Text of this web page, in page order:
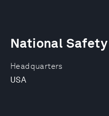
Headquarters
USA
National